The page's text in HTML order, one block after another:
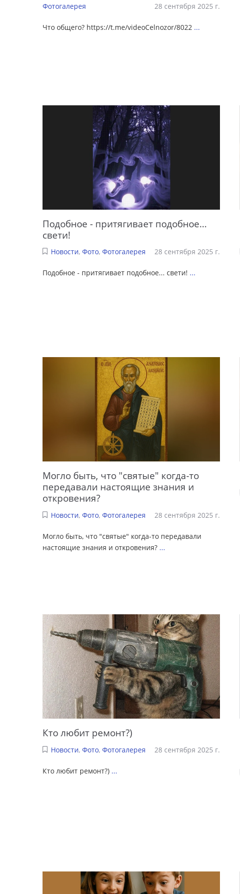
Фотогалерея
28 сентября 2025 г.
Что общего? https://t.me/videoCelnozor/8022 ...
Подобное - притягивает подобное...
свети!
Новости, Фото, Фотогалерея 28 сентября 2025 г.
Подобное - притягивает подобное... свети! ...
Могло быть, что "святые" когда-то
передавали настоящие знания и
откровения?
Новости, Фото, Фотогалерея 28 сентября 2025 г.
Могло быть, что "святые" когда-то передавали
настоящие знания и откровения? ...
Кто любит ремонт?)
Новости, Фото, Фотогалерея 28 сентября 2025 г.
Кто любит ремонт?) ...